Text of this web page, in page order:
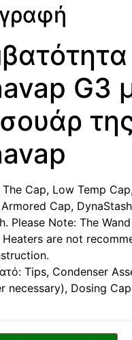
G3
The Cap, Low Temp
Cap,
Please Note: The
are not
Tips, Condenser
necessary), Dosing